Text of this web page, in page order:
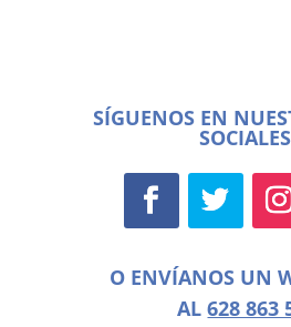
SÍGUENOS EN
O ENVÍANOS UN
AL628 863